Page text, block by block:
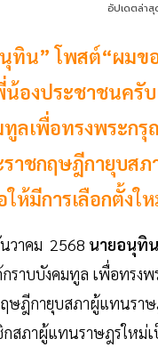
อัปเดตล่าสุ
ทิน” โพสต์“ผมข
องประชาชนครั
ลเพื่อทรงพระกรุ
ราชกฤษฎีกายุบส
ห้มีการเลือกตั้งใ
วาคม 2568 นายอนุทิ
ราบบังคมทูล เพื่อทรง
ฤษฎีกายุบสภาผู้แทนรา
กสภาผู้แทนราษฎรใหม่